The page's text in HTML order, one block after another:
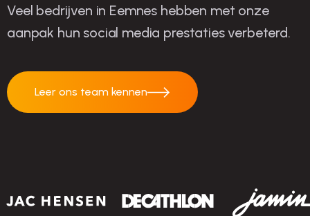
Veel bedrijven in Eemnes hebben met onze
aanpak hun social media prestaties verbeterd.
Leer ons team kennen